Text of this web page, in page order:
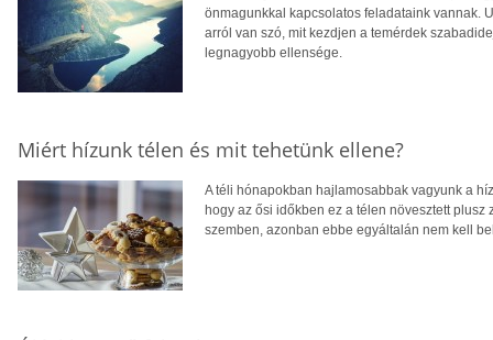
önmagunkkal kapcsolatos feladataink vannak.
arról van szó, mit kezdjen a temérdek
legnagyobb ellensége.
Miért hízunk télen és mit tehetünk ellene?
A téli hónapokban hajlamosabbak vagyunk a
hogy az ősi időkben ez a télen növesztett
szemben, azonban ebbe egyáltalán nem kell